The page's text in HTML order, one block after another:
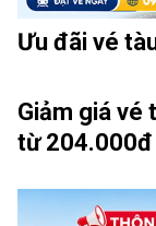
Ưu đãi vé
Giảm giá vé
từ 204.000đ